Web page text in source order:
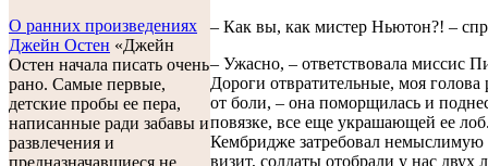
О ранних произведениях
Джейн Остен «Джейн
Остен начала писать очень
рано. Самые первые,
детские пробы ее пера,
написанные ради забавы и
развлечения и
предназначавшиеся не
– Как вы, как мистер Ньютон?! –
– Ужасно, – ответствовала миссис
Дороги отвратительные, моя голова
от боли, – она поморщилась и
повязке, все еще украшающей ее
Кембридже затребовал немыслимую
визит, солдаты отобрали у нас двух